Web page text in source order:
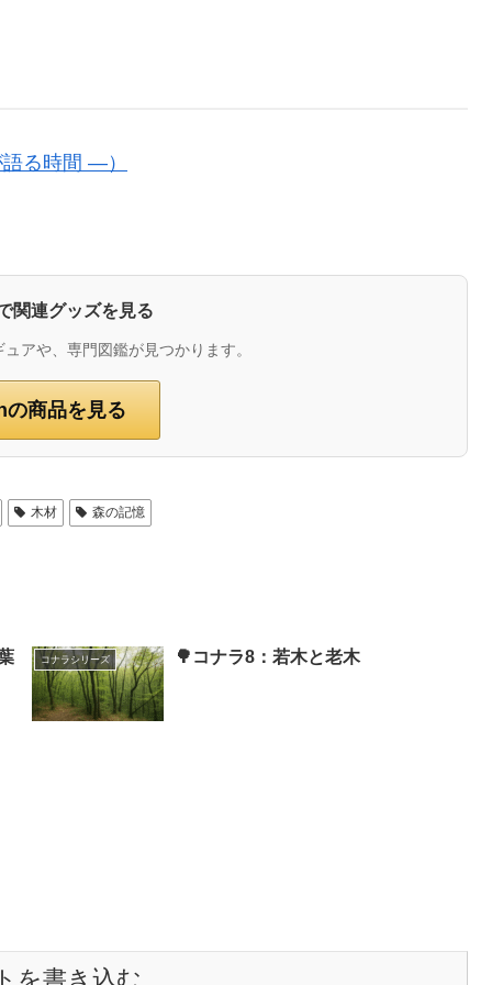
る時間 ―）
関連グッズを見る
アや、専門図鑑が見つかります。
商品を見る
木材 森の記憶
コナラシリーズ 🌳コナラ8：若木と老木
を書き込む